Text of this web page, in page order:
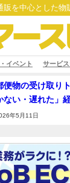
販を中心とした物
イベント サービ
便物の受け取り
ない・遅れた」
年5月11日